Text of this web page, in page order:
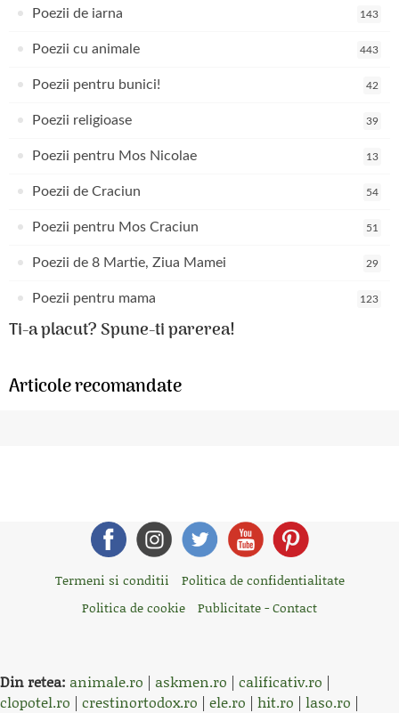
Poezii de iarna 143
Poezii cu animale 443
Poezii pentru bunici! 42
Poezii religioase 39
Poezii pentru Mos Nicolae 13
Poezii de Craciun 54
Poezii pentru Mos Craciun 51
Poezii de 8 Martie, Ziua Mamei 29
Poezii pentru mama 123
Ti-a placut? Spune-ti parerea!
Articole recomandate
Termeni si conditii
Politica de confidentialitate
Politica de cookie
Publicitate - Contact
Din retea: animale.ro | askmen.ro | calificativ.ro |
clopotel.ro | crestinortodox.ro | ele.ro | hit.ro | laso.ro |